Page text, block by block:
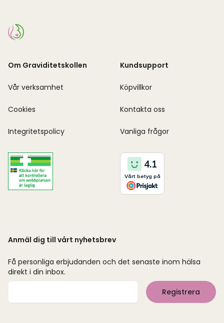
Om Graviditetskollen
Vår verksamhet
Cookies
Integritetspolicy
Kundsupport
Köpvillkor
Kontakta oss
Vanliga frågor
Anmäl dig till vårt nyhetsbrev
Få personliga erbjudanden och det senaste inom hälsa
direkt i din inbox.
Registrera